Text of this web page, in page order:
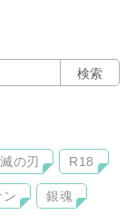
検索
の刃 R18
ン 銀魂